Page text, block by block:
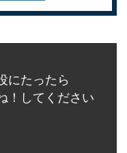
にたったら
！してください